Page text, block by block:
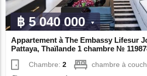
฿ 5 040 000
Appartement à The Embassy Lifesur
Pattaya, Thaïlande 1 chambre №
Chambre:2 chambre à